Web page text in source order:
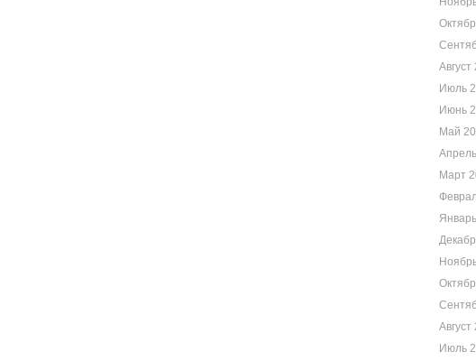
Август
Июль
Июнь
Май
Март
Август
Июль